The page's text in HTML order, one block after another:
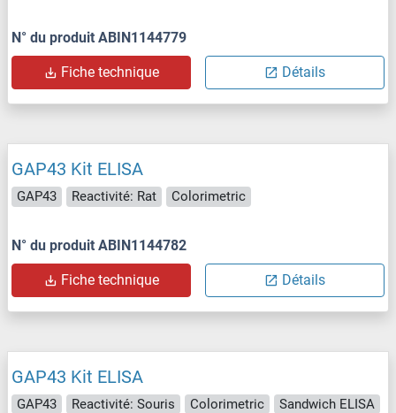
N° du produit ABIN1144779
Fiche technique Détails
GAP43 Kit ELISA
GAP43 Reactivité: Rat Colorimetric
N° du produit ABIN1144782
Fiche technique Détails
GAP43 Kit ELISA
GAP43 Reactivité: Souris Colorimetric
Sandwich ELISA